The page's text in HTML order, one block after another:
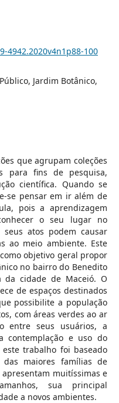
4942.2020v4n1p88-100
Jardim Botânico,
que agrupam coleções
para fins de pesquisa,
científica. Quando se
se pensar em ir além de
pois a aprendizagem
o seu lugar no
atos podem causar
ao meio ambiente. Este
objetivo geral propor
no bairro do Benedito
da cidade de Maceió. O
de espaços destinados
possibilite a população
com áreas verdes ao ar
entre seus usuários, a
contemplação e uso do
trabalho foi baseado
das maiores famílias de
muitíssimas e
sua principal
a novos ambientes.